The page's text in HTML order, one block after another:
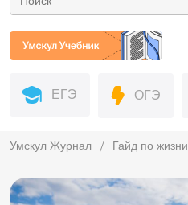
ЕГЭ ОГЭ
Умскул Журнал Гайд по жизни